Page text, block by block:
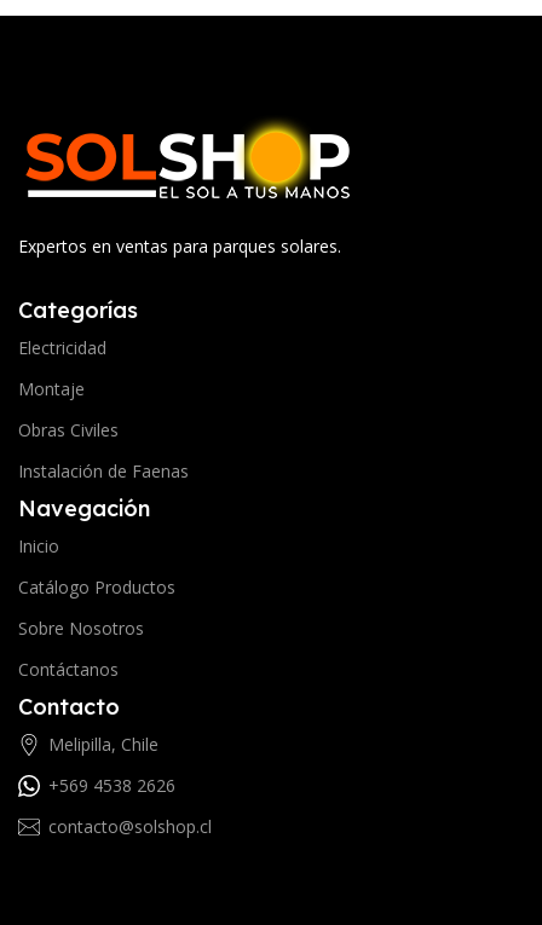
Expertos en ventas para parques solares.
Categorías
Electricidad
Montaje
Obras Civiles
Instalación de Faenas
Navegación
Inicio
Catálogo Productos
Sobre Nosotros
Contáctanos
Contacto
Melipilla, Chile
+569 4538 2626
contacto@solshop.cl